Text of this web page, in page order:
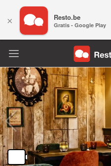
× Resto.be
Gratis - Google Play